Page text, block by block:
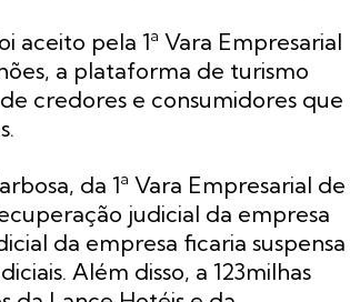
aceito pela 1ª Vara Empresarial
a plataforma de turismo
credores e consumidores que
da 1ª Vara Empresarial de
judicial da empresa
da empresa ficaria suspensa
Além disso, a 123milhas